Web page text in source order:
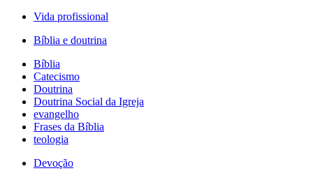
Vida profissional
Bíblia e doutrina
Bíblia
Catecismo
Doutrina
Doutrina Social da Igreja
evangelho
Frases da Bíblia
teologia
Devoção